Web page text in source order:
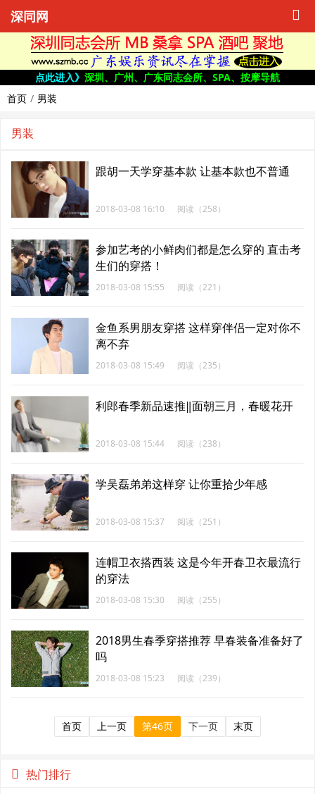
深同网
点此进入》 深圳、广州、广东同志会所、SPA、按摩导航
首页
男装
男装
跟胡一天学穿基本款 让基本款也不普通
2018-03-08 16:10 阅读（258）
参加艺考的小鲜肉们都是怎么穿的 直击考
生们的穿搭！
2018-03-08 15:55 阅读（221）
金鱼系男朋友穿搭 这样穿伴侣一定对你不
离不弃
2018-03-08 15:49 阅读（235）
利郎春季新品速推‖面朝三月，春暖花开
2018-03-08 15:44 阅读（238）
学吴磊弟弟这样穿 让你重拾少年感
2018-03-08 15:37 阅读（251）
连帽卫衣搭西装 这是今年开春卫衣最流行
的穿法
2018-03-08 15:30 阅读（255）
2018男生春季穿搭推荐 早春装备准备好了
吗
2018-03-08 15:23 阅读（239）
首页 上一页 第46页 下一页 末页
热门排行